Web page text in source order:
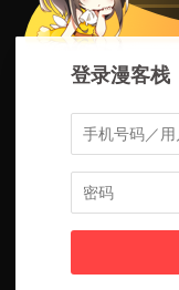
登录漫客栈